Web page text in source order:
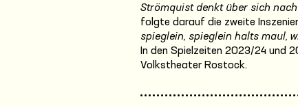
Strömquist denkt über sich nach
folgte darauf die zweite
spieglein, spieglein halts maul,
In den Spielzeiten 2023/24 und
Volkstheater Rostock.